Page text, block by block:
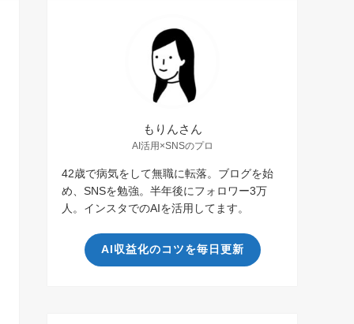
もりんさん
AI活用×SNSのプロ
42歳で病気をして無職に転落。ブログを始
め、SNSを勉強。半年後にフォロワー3万
人。インスタでのAIを活用してます。
AI収益化のコツを毎日更新